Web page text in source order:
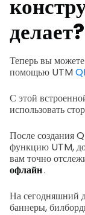
делает?
Теперь вы
помощью UTM
С этой
использовать
После создания
функцию UTM,
вам точно
офлайн.
На сегодняшний
баннеры,